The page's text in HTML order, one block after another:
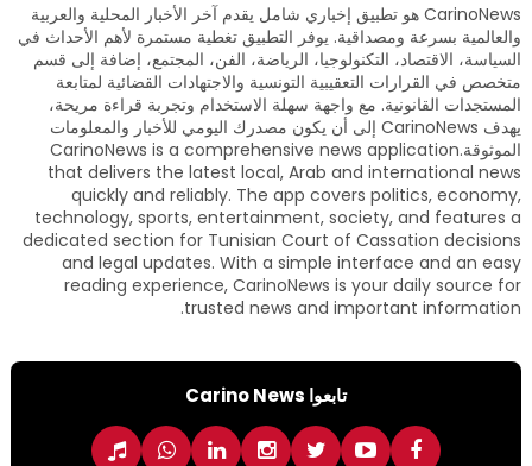
CarinoNews هو تطبيق إخباري شامل يقدم آخر الأخبار المحلية والعربية
والعالمية بسرعة ومصداقية. يوفر التطبيق تغطية مستمرة لأهم الأحداث في
السياسة، الاقتصاد، التكنولوجيا، الرياضة، الفن، المجتمع، إضافة إلى قسم
متخصص في القرارات التعقيبية التونسية والاجتهادات القضائية لمتابعة
المستجدات القانونية. مع واجهة سهلة الاستخدام وتجربة قراءة مريحة،
يهدف CarinoNews إلى أن يكون مصدرك اليومي للأخبار والمعلومات
الموثوقة.CarinoNews is a comprehensive news application
that delivers the latest local, Arab and international news
quickly and reliably. The app covers politics, economy,
technology, sports, entertainment, society, and features a
dedicated section for Tunisian Court of Cassation decisions
and legal updates. With a simple interface and an easy
reading experience, CarinoNews is your daily source for
trusted news and important information.
تابعوا Carino News